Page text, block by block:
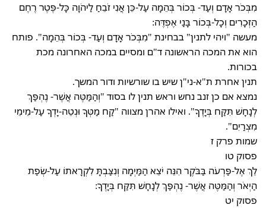
מִבְּכֹר אָדָם וְעַד- בְּכוֹר בְּהֵמָה עַל-כֵּן אֲנִי זֹבֵחַ לַיהֹוָה כָּל-פֶּטֶר רֶחֶם
הַזְּכָרִים וְכָל-בְּכוֹר בָּנַי אֶפְדֶּה:
מעשה "ויהי לתנין" בבחינת "מִבְּכֹר אָדָם וְעַד- בְּכוֹר בְּהֵמָה". פותח
הוא את המכה הראשונה ד"ם ומסיים במכה האחרונה מכת
בכורות.
תנין אחרת ת"א-ני"ן שיש בו שורשיות ודור המשך.
נמצא אם כן זנב נחש וראש תנין לו בסוד "וְהַמַּטֶּה אֲשֶׁר- נֶהְפַּךְ
לְנָחָשׁ תִּקַּח בְּיָדֶךָ". ואילו אהרן מצווה "קַח מַטְּךָ וּנְטֵה-יָדְךָ עַל-מֵימֵי
מִצְרַיִם".
שמות פרק ז
פסוק טו
לֵךְ אֶל-פַּרְעֹה בַּבֹּקֶר הִנֵּה יֹצֵא הַמַּיְמָה וְנִצַּבְתָּ לִקְרָאתוֹ עַל-שְׂפַת
הַיְאֹר וְהַמַּטֶּה אֲשֶׁר- נֶהְפַּךְ לְנָחָשׁ תִּקַּח בְּיָדֶךָ:
פסוק יט